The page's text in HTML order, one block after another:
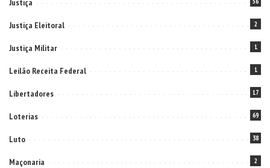
Justiça
Justiça Eleitoral 2
Justiça Militar 1
Leilão Receita Federal 1
Libertadores 17
Loterias 69
Luto 38
Maçonaria 2